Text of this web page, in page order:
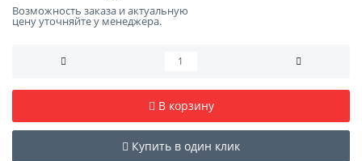
Возможность заказа и актуальную
цену уточняйте у менеджера.
В корзину
Купить в один клик